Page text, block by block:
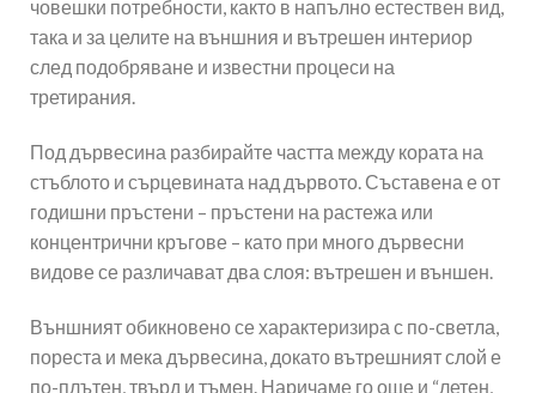
човешки потребности, както в напълно естествен вид,
така и за целите на външния и вътрешен интериор
след подобряване и известни процеси на
третирания.
Под дървесина разбирайте частта между кората на
стъблото и сърцевината над дървото. Съставена е от
годишни пръстени – пръстени на растежа или
концентрични кръгове – като при много дървесни
видове се различават два слоя: вътрешен и външен.
Външният обикновено се характеризира с по-светла,
пореста и мека дървесина, докато вътрешният слой е
по-плътен, твърд и тъмен. Наричаме го още и “летен,